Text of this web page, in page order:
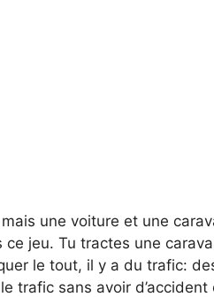
une voiture et une
ce jeu. Tu tractes une
le tout, il y a du trafic:
trafic sans avoir